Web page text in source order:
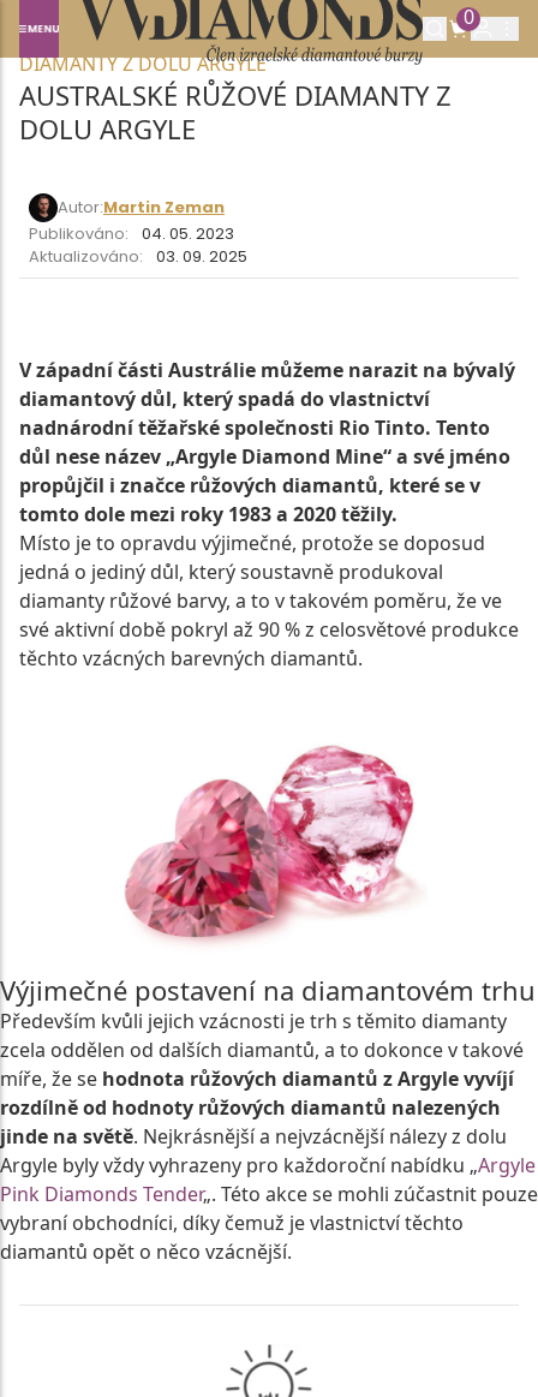
0
Domů SLOVNÍK POJMŮ
AUSTRALSKÉ RŮŽOVÉ
DIAMANTY Z DOLU ARGYLE
AUSTRALSKÉ RŮŽOVÉ DIAMANTY Z
DOLU ARGYLE
Autor:Martin Zeman
Publikováno:
04. 05. 2023
Aktualizováno:
03. 09. 2025
V západní části Austrálie můžeme narazit na bývalý
diamantový důl, který spadá do vlastnictví
nadnárodní těžařské společnosti Rio Tinto. Tento
důl nese název „Argyle Diamond Mine“ a své jméno
propůjčil i značce růžových diamantů, které se v
tomto dole mezi roky 1983 a 2020 těžily.
Místo je to opravdu výjimečné, protože se doposud
jedná o jediný důl, který soustavně produkoval
diamanty růžové barvy, a to v takovém poměru, že ve
své aktivní době pokryl až 90 % z celosvětové produkce
těchto vzácných barevných diamantů.
Výjimečné postavení na diamantovém trhu
Především kvůli jejich vzácnosti je trh s těmito diamanty
zcela oddělen od dalších diamantů, a to dokonce v takové
míře, že se hodnota růžových diamantů z Argyle vyvíjí
rozdílně od hodnoty růžových diamantů nalezených
jinde na světě. Nejkrásnější a nejvzácnější nálezy z dolu
Argyle byly vždy vyhrazeny pro každoroční nabídku „Argyle
Pink Diamonds Tender„. Této akce se mohli zúčastnit pouze
vybraní obchodníci, díky čemuž je vlastnictví těchto
diamantů opět o něco vzácnější.